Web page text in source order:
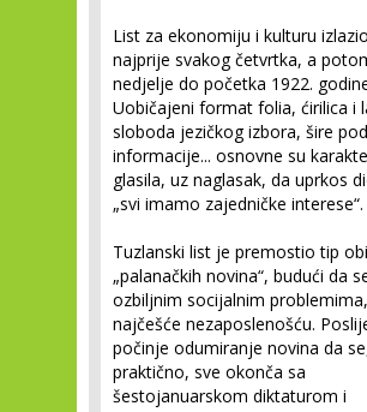
List za ekonomiju i kulturu
najprije svakog četvrtka, a
nedjelje do početka 1922.
Uobičajeni format folia, ćirilica i
sloboda jezičkog izbora, šire
informacije... osnovne su
glasila, uz naglasak, da uprkos
„svi imamo zajedničke interese“.
Tuzlanski list je premostio tip
„palanačkih novina“, budući da
ozbiljnim socijalnim problemima,
najčešće nezaposlenošću.
počinje odumiranje novina da
praktično, sve okonča sa
šestojanuarskom diktaturom i